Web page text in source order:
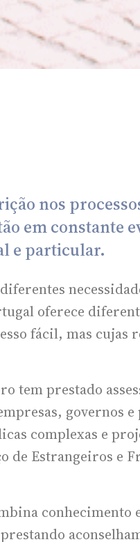
nos
em constante
e particular.
oferece
fácil, mas cujas
tem prestado
governos
complexas e
de Estrangeiros e
conhecimento